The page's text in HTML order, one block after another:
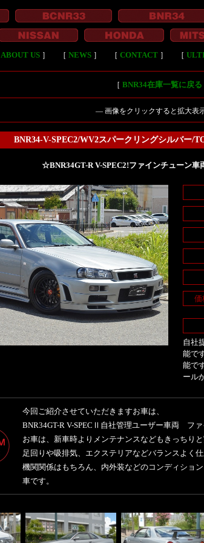
ABOUT US］ ［ NEWS］ ［ CONTACT］ ［
［ BNR34在庫一覧に戻る
― 画像をクリックすると拡大表
BNR34-V-SPEC2/WV2スパークリングシルバー/
☆BNR34GT-R V-SPEC2!ファインチューン車
価
自社
能で
能で
ール
今回ご紹介させていただきますお車は、
BNR34GT-R V-SPECⅡ自社管理ユーザー車両 ファ
お車は、新車時よりメンテナンスなどもきっちり
足回りや吸排気、エクステリアなどバランスよく
機関関係はもちろん、内外装などのコンディショ
車です。